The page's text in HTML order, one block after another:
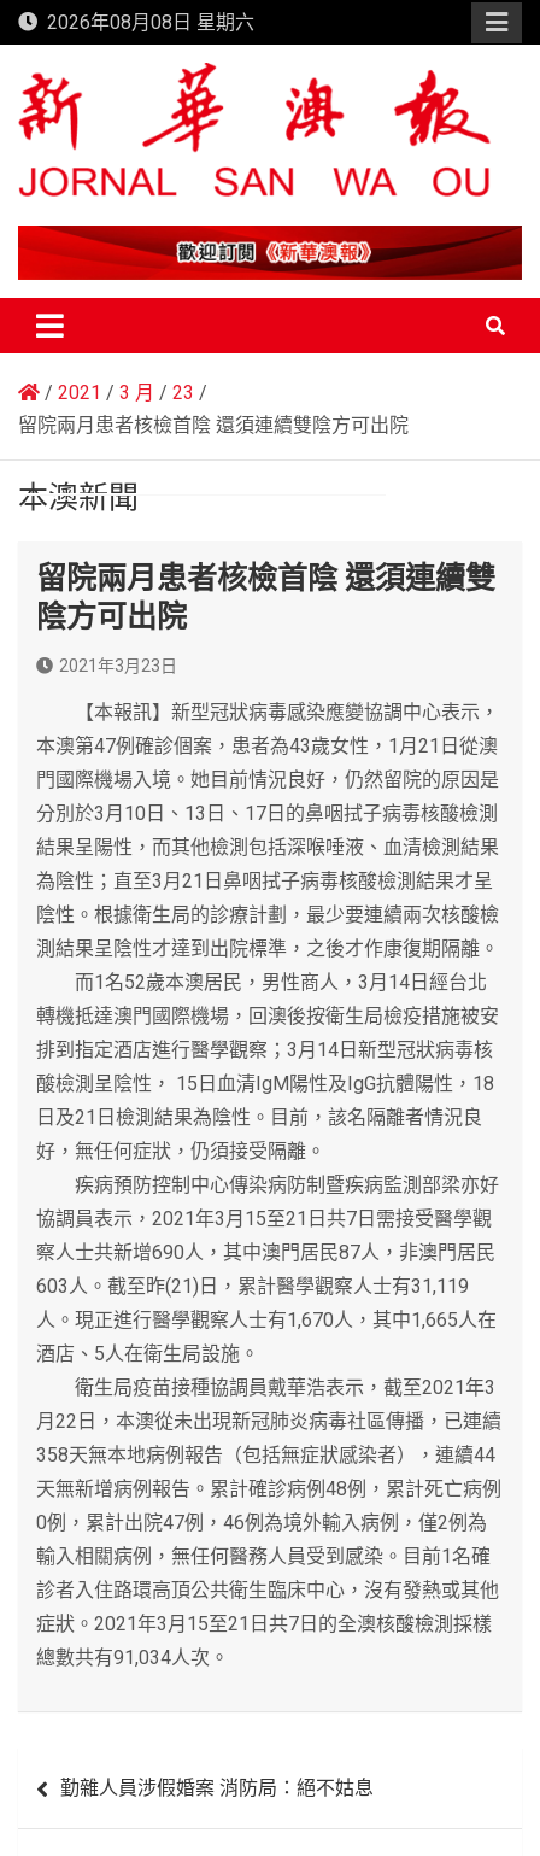
Skip
to
content
2026年08月08日 星期六
新華澳報
2021 3 月
23
留院兩月患者核檢首陰 還須連續雙陰方可出院
本澳新聞
留院兩月患者核檢首陰 還須連續雙
陰方可出院
2021年3月23日
【本報訊】新型冠狀病毒感染應變協調中心表示，
本澳第47例確診個案，患者為43歲女性，1月21日從澳
門國際機場入境。她目前情況良好，仍然留院的原因是
分別於3月10日、13日、17日的鼻咽拭子病毒核酸檢測
結果呈陽性，而其他檢測包括深喉唾液、血清檢測結果
為陰性；直至3月21日鼻咽拭子病毒核酸檢測結果才呈
陰性。根據衛生局的診療計劃，最少要連續兩次核酸檢
測結果呈陰性才達到出院標準，之後才作康復期隔離。
而1名52歲本澳居民，男性商人，3月14日經台北
轉機抵達澳門國際機場，回澳後按衛生局檢疫措施被安
排到指定酒店進行醫學觀察；3月14日新型冠狀病毒核
酸檢測呈陰性， 15日血清IgM陽性及IgG抗體陽性，18
日及21日檢測結果為陰性。目前，該名隔離者情況良
好，無任何症狀，仍須接受隔離。
疾病預防控制中心傳染病防制暨疾病監測部梁亦好
協調員表示，2021年3月15至21日共7日需接受醫學觀
察人士共新增690人，其中澳門居民87人，非澳門居民
603人。截至昨(21)日，累計醫學觀察人士有31,119
人。現正進行醫學觀察人士有1,670人，其中1,665人在
酒店、5人在衛生局設施。
衛生局疫苗接種協調員戴華浩表示，截至2021年3
月22日，本澳從未出現新冠肺炎病毒社區傳播，已連續
358天無本地病例報告（包括無症狀感染者），連續44
天無新增病例報告。累計確診病例48例，累計死亡病例
0例，累計出院47例，46例為境外輸入病例，僅2例為
輸入相關病例，無任何醫務人員受到感染。目前1名確
診者入住路環高頂公共衛生臨床中心，沒有發熱或其他
症狀。2021年3月15至21日共7日的全澳核酸檢測採樣
總數共有91,034人次。
章 勤雜人員涉假婚案 消防局：絕不姑息